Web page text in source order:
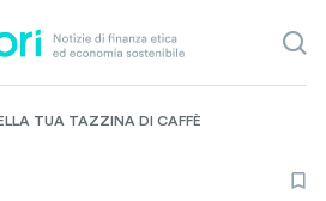
TUA TAZZINA DI CAFFÈ